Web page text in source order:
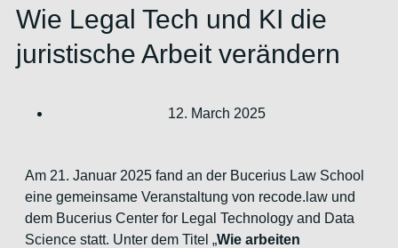
Wie Legal Tech und KI die
juristische Arbeit verändern
12. March 2025
Am 21. Januar 2025 fand an der Bucerius Law School
eine gemeinsame Veranstaltung von recode.law und
dem Bucerius Center for Legal Technology and Data
Science statt. Unter dem Titel „Wie arbeiten